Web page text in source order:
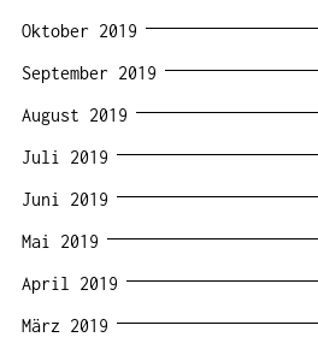
Oktober 2019
September 2019
August 2019
Juli 2019
Juni 2019
Mai 2019
April 2019
März 2019